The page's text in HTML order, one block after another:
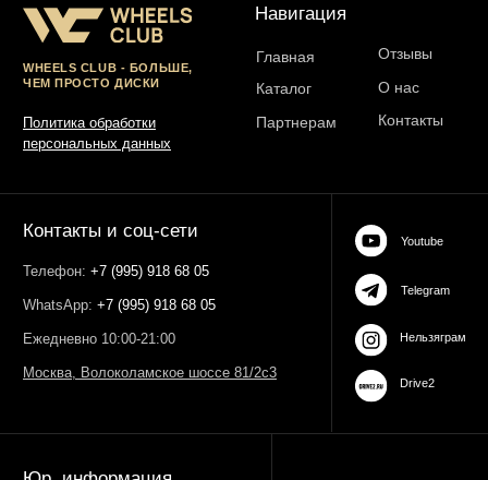
Юридический адрес - 127486,
Россия, г Москва, ул Ивана
web-spc.com